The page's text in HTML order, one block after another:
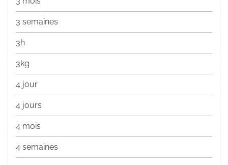
3 semaines
3h
3kg
4 jour
4 jours
4 mois
4 semaines